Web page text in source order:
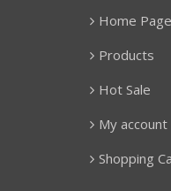
Home Page
Products
Hot Sale
My account
Shopping